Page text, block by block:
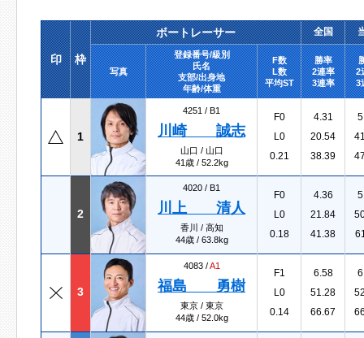
印 枠
ボートレーサー 全国
写真
登録番号/級別
氏名
支部/出身地
年齢/体重
F数
L数
平均ST
勝率
2連率
3連率
2
3
1
4251 / B1
川崎 誠志
山口 / 山口
41歳 / 52.2kg
F0
L0
0.21
4.31
20.54
38.39
2
4020 / B1
川上 清人
香川 / 高知
44歳 / 63.8kg
F0
L0
0.18
4.36
21.84
41.38
3
4083 /A1
福島 勇樹
東京 / 東京
44歳 / 52.0kg
F1
L0
0.14
6.58
51.28
66.67